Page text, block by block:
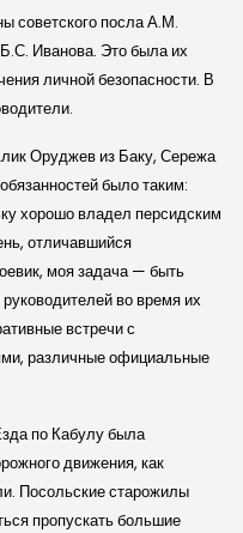
советского посла А.М.
Иванова. Это была их
личной безопасности. В
Оруджев из Баку, Сережа
было таким:
хорошо владел персидским
отличавшийся
моя задача — быть
во время их
встречи с
различные официальные
по Кабулу была
движения, как
Посольские старожилы
пропускать большие